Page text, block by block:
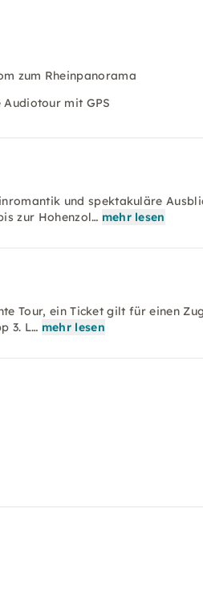
zum Rheinpanorama
Audiotour mit GPS
und spektakuläre
zur Hohenzol… mehr lesen
Tour, ein Ticket gilt für einen
3. L… mehr lesen